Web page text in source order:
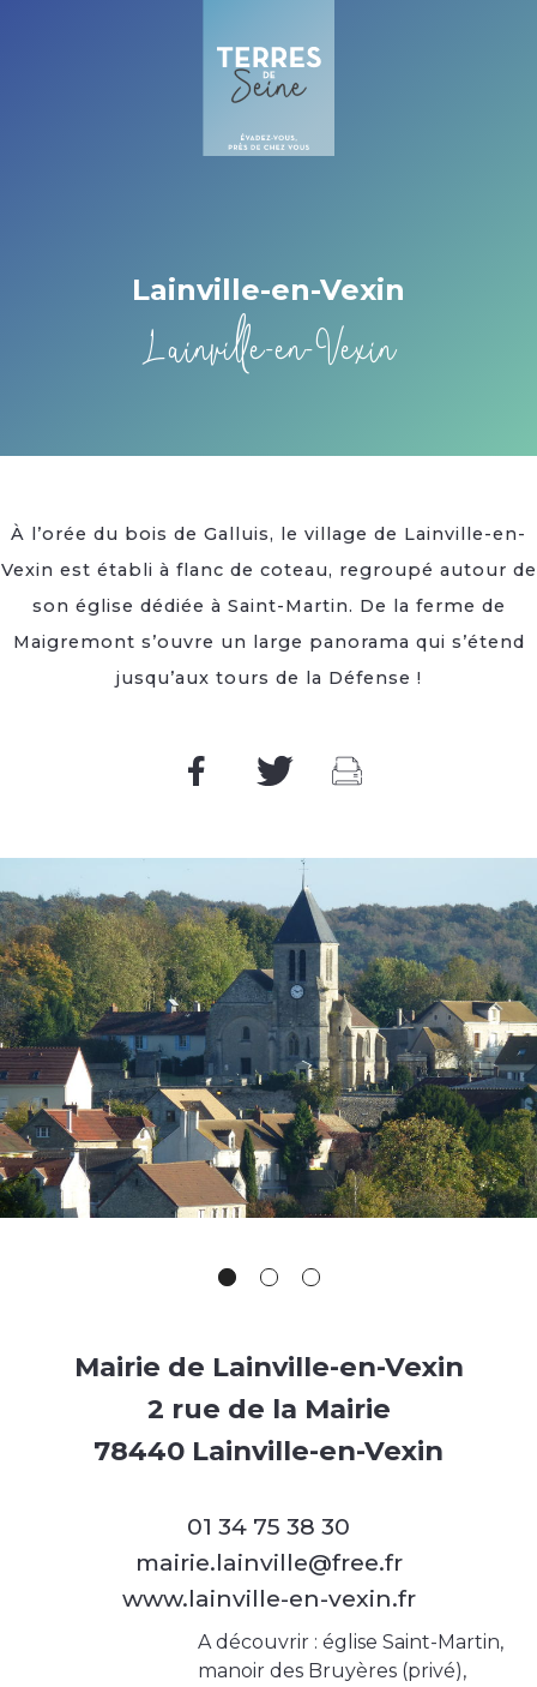
Lainville-en-Vexin
Lainville-en-Vexin
À l’orée du bois de Galluis, le village de Lainville-en-
Vexin est établi à flanc de coteau, regroupé autour de
son église dédiée à Saint-Martin. De la ferme de
Maigremont s’ouvre un large panorama qui s’étend
jusqu’aux tours de la Défense !
Mairie de Lainville-en-Vexin
2 rue de la Mairie
78440 Lainville-en-Vexin
01 34 75 38 30
mairie.lainville@free.fr
www.lainville-en-vexin.fr
A découvrir : église Saint-Martin,
manoir des Bruyères (privé),